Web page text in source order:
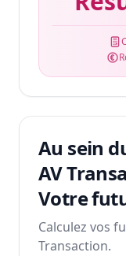
Au sein
AV
Votre
Calculez vos
Transaction.